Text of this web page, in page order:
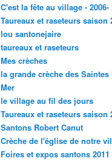
C'est la fête au village - 2006-
Taureaux et raseteurs saison
lou santonejaire
taureaux et raseteurs
Mes crèches
la grande crèche des Saintes
Mer
le village au fil des jours
Taureaux et raseteurs saison
Santons Robert Canut
Crèche de l'église de notre
Foires et expos santons 2011